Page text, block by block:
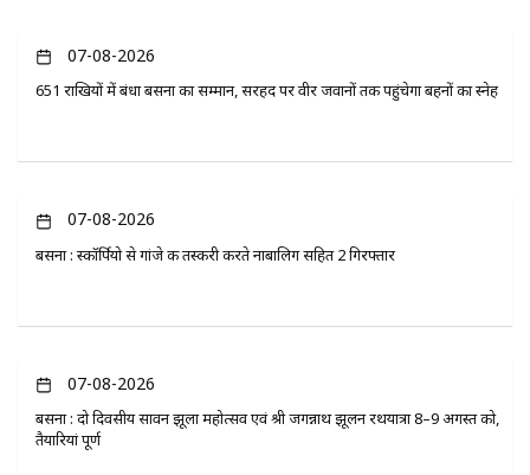
07-08-2026
651 राखियों में बंधा बसना का सम्मान, सरहद पर वीर जवानों तक पहुंचेगा बहनों का स्नेह
07-08-2026
बसना : स्कॉर्पियो से गांजे की तस्करी करते नाबालिग सहित 2 गिरफ्तार
07-08-2026
बसना : दो दिवसीय सावन झूला महोत्सव एवं श्री जगन्नाथ झूलन रथयात्रा 8–9 अगस्त को,
तैयारियां पूर्ण